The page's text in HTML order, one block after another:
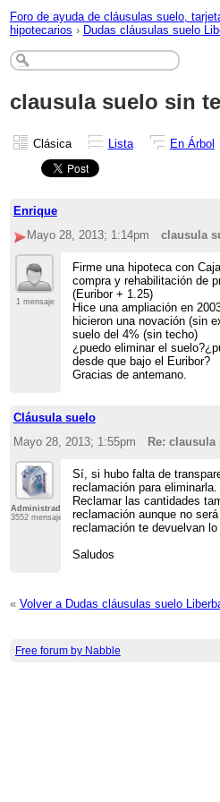
Foro de ayuda de cláusulas suelo,
hipotecarios › Dudas cláusulas suelo
clausula suelo sin
Clásica Lista
En Árbol
Enrique
Mayo 28, 2013; 1:14pm
clausula
1 mensaje
Firme una hipoteca con
compra y rehabilitación de
(Euribor + 1.25)
Hice una ampliación en
hicieron una novación (sin
suelo del 4% (sin techo)
¿puedo eliminar el
desde que bajo el Euribor?
Gracias de antemano.
Cláusula suelo
Mayo 28, 2013; 1:55pm
Re:
Administrador
3552 mensajes
Sí, si hubo falta de
reclamación para eliminarla.
Reclamar las cantidades
reclamación aunque no
reclamación te devuelvan lo
Saludos
« Volver a Dudas cláusulas suelo
Free forum by Nabble